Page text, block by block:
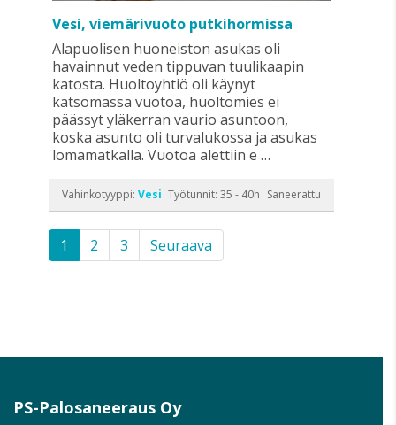
Vesi, viemärivuoto putkihormissa
Alapuolisen huoneiston asukas oli
havainnut veden tippuvan tuulikaapin
katosta. Huoltoyhtiö oli käynyt
katsomassa vuotoa, huoltomies ei
päässyt yläkerran vaurio asuntoon,
koska asunto oli turvalukossa ja asukas
lomamatkalla. Vuotoa alettiin e …
Saneerattu
Vahinkotyyppi:Vesi Työtunnit: 35 - 40h
1 2 3 Seuraava
PS-Palosaneeraus Oy